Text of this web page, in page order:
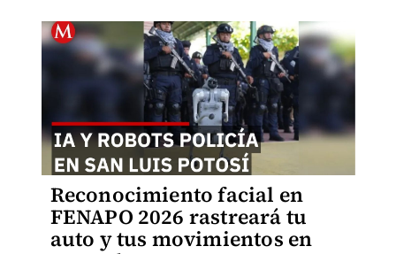
Reconocimiento facial en
FENAPO 2026 rastreará tu
auto y tus movimientos en